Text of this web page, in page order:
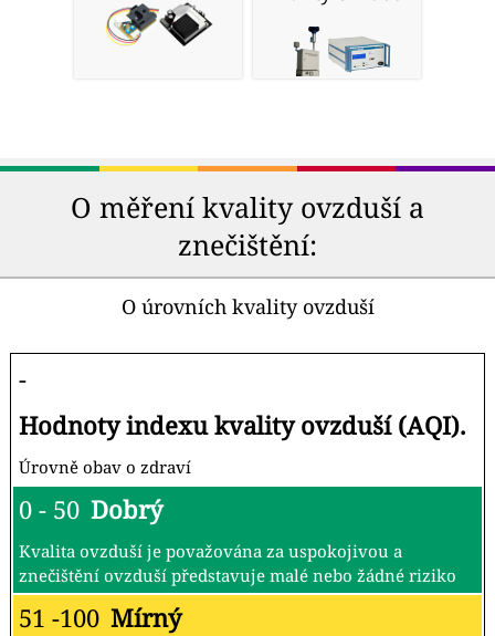
O měření kvality ovzduší a
znečištění:
O úrovních kvality ovzduší
-
Hodnoty indexu kvality ovzduší (AQI).
Úrovně obav o zdraví
0 - 50 Dobrý
Kvalita ovzduší je považována za uspokojivou a
znečištění ovzduší představuje malé nebo žádné riziko
51 -100 Mírný